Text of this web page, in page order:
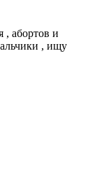
, абортов и
, ищу